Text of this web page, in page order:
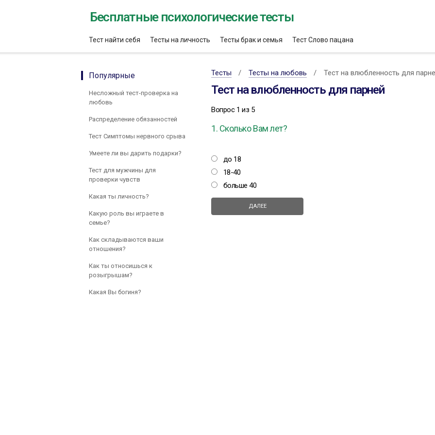
Бесплатные психологические тесты
Тест найти себя Тесты на личность Тесты брак и семья Тест Слово пацана
Популярные
Несложный тест-проверка на
любовь
Распределение обязанностей
Тест Симптомы нервного срыва
Умеете ли вы дарить подарки?
Тест для мужчины для
проверки чувств
Какая ты личность?
Какую роль вы играете в
семье?
Как складываются ваши
отношения?
Как ты относишься к
розыгрышам?
Какая Вы богиня?
Тесты Тесты на любовь Тест на влюбленность для
Тест на влюбленность для парней
Вопрос 1 из 5
1. Сколько Вам лет?
до 18
18-40
больше 40